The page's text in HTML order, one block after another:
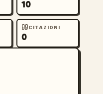
10
CITAZIONI
0